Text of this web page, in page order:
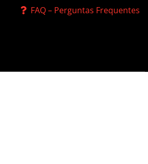
FAQ – Perguntas Frequentes